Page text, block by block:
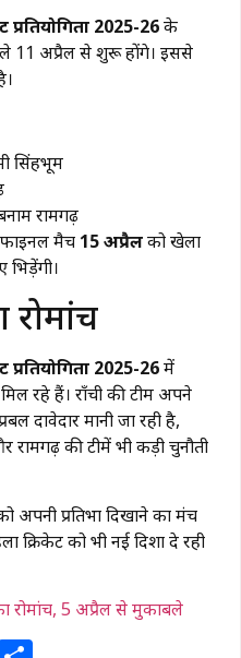
2025-26के
11 अप्रैल से शुरू होंगे। इससे
सिंहभूम
रामगढ़
फाइनल मैच 15 अप्रैलको खेला
भिड़ेंगी।
रोमांच
2025-26में
रहे हैं। राँची की टीम अपने
दावेदार मानी जा रही है,
की टीमें भी कड़ी चुनौती
अपनी प्रतिभा दिखाने का मंच
क्रिकेट को भी नई दिशा दे रही
रोमांच, 5 अप्रैल से मुकाबले